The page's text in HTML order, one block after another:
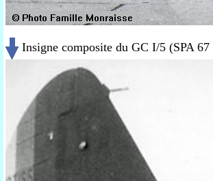
Insigne composite du GC I/5 (SPA